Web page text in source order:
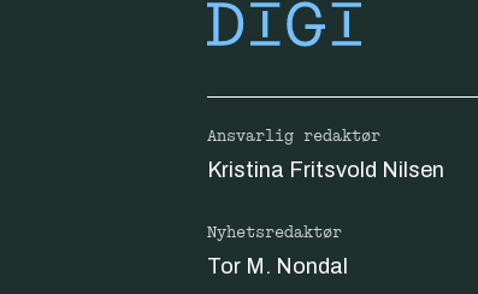
Ansvarlig redaktør
Kristina Fritsvold Nilsen
Nyhetsredaktør
Tor M. Nondal